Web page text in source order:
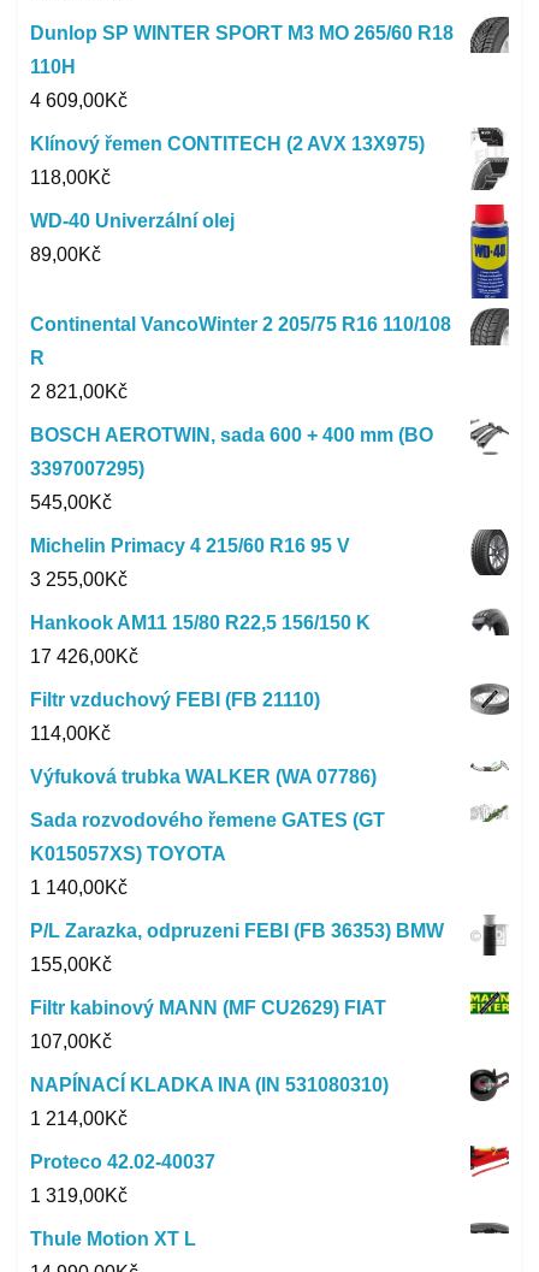
Dunlop SP WINTER SPORT M3 MO 265/60 R18
110H
4 609,00Kč
Klínový řemen CONTITECH (2 AVX 13X975)
118,00Kč
WD-40 Univerzální olej
89,00Kč
Continental VancoWinter 2 205/75 R16 110/108
R
2 821,00Kč
BOSCH AEROTWIN, sada 600 + 400 mm (BO
3397007295)
545,00Kč
Michelin Primacy 4 215/60 R16 95 V
3 255,00Kč
Hankook AM11 15/80 R22,5 156/150 K
17 426,00Kč
Filtr vzduchový FEBI (FB 21110)
114,00Kč
Výfuková trubka WALKER (WA 07786)
Sada rozvodového řemene GATES (GT
K015057XS) TOYOTA
1 140,00Kč
P/L Zarazka, odpruzeni FEBI (FB 36353) BMW
155,00Kč
Filtr kabinový MANN (MF CU2629) FIAT
107,00Kč
NAPÍNACÍ KLADKA INA (IN 531080310)
1 214,00Kč
Proteco 42.02-40037
1 319,00Kč
Thule Motion XT L